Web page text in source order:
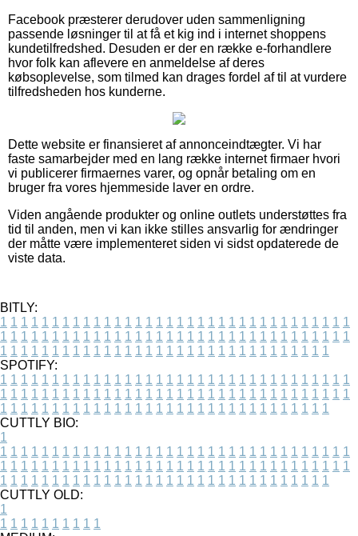
Facebook præsterer derudover uden sammenligning
passende løsninger til at få et kig ind i internet shoppens
kundetilfredshed. Desuden er der en række e-forhandlere
hvor folk kan aflevere en anmeldelse af deres
købsoplevelse, som tilmed kan drages fordel af til at vurdere
tilfredsheden hos kunderne.
Dette website er finansieret af annonceindtægter. Vi har
faste samarbejder med en lang række internet firmaer hvori
vi publicerer firmaernes varer, og opnår betaling om en
bruger fra vores hjemmeside laver en ordre.
Viden angående produkter og online outlets understøttes fra
tid til anden, men vi kan ikke stilles ansvarlig for ændringer
der måtte være implementeret siden vi sidst opdaterede de
viste data.
BITLY:
1 1 1 1 1 1 1 1 1 1 1 1 1 1 1 1 1 1 1 1 1 1 1 1 1 1 1 1 1 1 1 1 1 1
1 1 1 1 1 1 1 1 1 1 1 1 1 1 1 1 1 1 1 1 1 1 1 1 1 1 1 1 1 1 1 1 1 1
1 1 1 1 1 1 1 1 1 1 1 1 1 1 1 1 1 1 1 1 1 1 1 1 1 1 1 1 1 1 1 1
SPOTIFY:
1 1 1 1 1 1 1 1 1 1 1 1 1 1 1 1 1 1 1 1 1 1 1 1 1 1 1 1 1 1 1 1 1 1
1 1 1 1 1 1 1 1 1 1 1 1 1 1 1 1 1 1 1 1 1 1 1 1 1 1 1 1 1 1 1 1 1 1
1 1 1 1 1 1 1 1 1 1 1 1 1 1 1 1 1 1 1 1 1 1 1 1 1 1 1 1 1 1 1 1
CUTTLY BIO:
1
1 1 1 1 1 1 1 1 1 1 1 1 1 1 1 1 1 1 1 1 1 1 1 1 1 1 1 1 1 1 1 1 1 1
1 1 1 1 1 1 1 1 1 1 1 1 1 1 1 1 1 1 1 1 1 1 1 1 1 1 1 1 1 1 1 1 1 1
1 1 1 1 1 1 1 1 1 1 1 1 1 1 1 1 1 1 1 1 1 1 1 1 1 1 1 1 1 1 1 1
CUTTLY OLD:
1
1 1 1 1 1 1 1 1 1 1